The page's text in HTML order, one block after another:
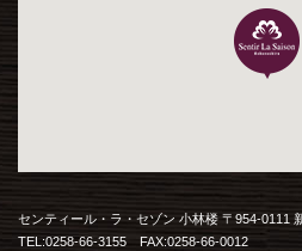
センティール・ラ・セゾン 小林楼 〒954-0111
TEL:0258-66-3155 FAX:0258-66-0012